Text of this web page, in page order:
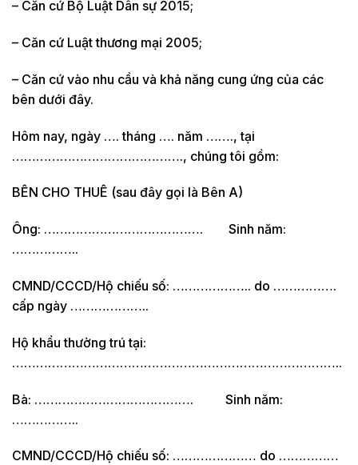
– Căn cứ Bộ Luật Dân sự 2015;
– Căn cứ Luật thương mại 2005;
– Căn cứ vào nhu cầu và khả năng cung ứng của các
bên dưới đây.
Hôm nay, ngày …. tháng …. năm ……., tại
……………………………………., chúng tôi gồm:
BÊN CHO THUÊ (sau đây gọi là Bên A)
Ông: …………………………………. Sinh năm:
……………..
CMND/CCCD/Hộ chiếu số: ……………….. do …………….
cấp ngày ………………..
Hộ khẩu thường trú tại:
………………………………………………………………………..
Bà: …………………………………. Sinh năm:
……………..
CMND/CCCD/Hộ chiếu số: ………………… do ……………